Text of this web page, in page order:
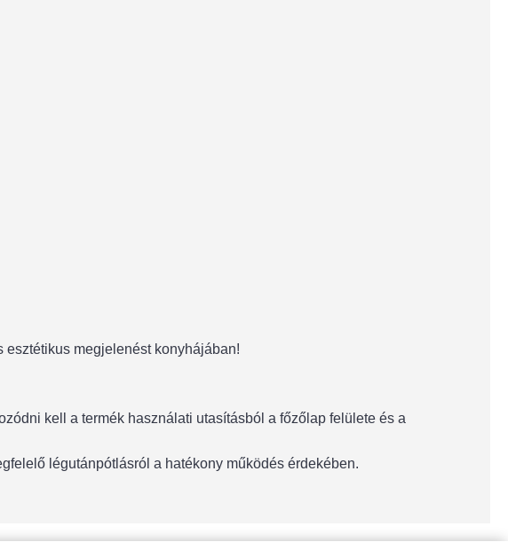
esztétikus megjelenést konyhájában!
kell a termék használati utasításból a főzőlap felülete és a
légutánpótlásról a hatékony működés érdekében.